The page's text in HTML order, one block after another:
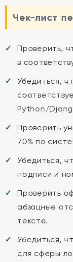
Чек-лист
Проверить,
в
Убедиться,
Python/
Проверить
70% по
Убедиться,
подписи и
Проверить
абзацные
тексте.
Убедиться,
для сферы